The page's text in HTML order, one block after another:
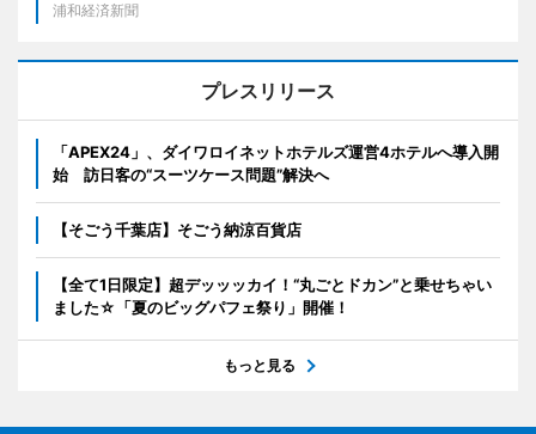
浦和経済新聞
プレスリリース
「APEX24」、ダイワロイネットホテルズ運営4ホテルへ導入開
始 訪日客の“スーツケース問題”解決へ
【そごう千葉店】そごう納涼百貨店
【全て1日限定】超デッッッカイ！“丸ごとドカン”と乗せちゃい
ました☆「夏のビッグパフェ祭り」開催！
もっと見る